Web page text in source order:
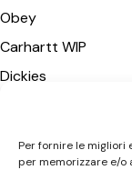
Per fornire le migliori
per memorizzare e/o
Obey
Carhartt WIP
Dickies
Polar Skate Co